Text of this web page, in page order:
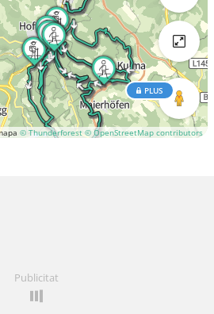
© Thunderforest © OpenStreetMap contributors
PLUS
Publicitat